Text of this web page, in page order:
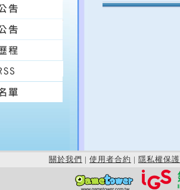
關於我們 | 使用者合約 | 隱私權保護